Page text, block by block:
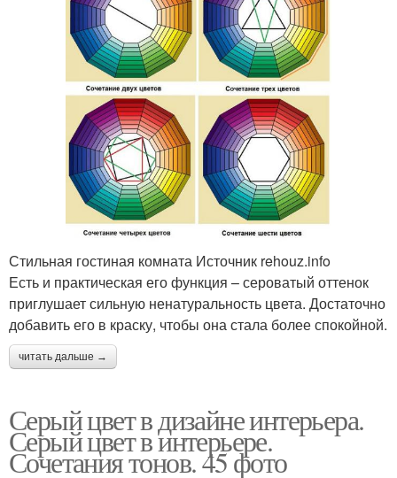
Стильная гостиная комната Источник rehouz.info
Есть и практическая его функция – сероватый оттенок
приглушает сильную ненатуральность цвета. Достаточно
добавить его в краску, чтобы она стала более спокойной.
читать дальше →
Серый цвет в дизайне интерьера.
Серый цвет в интерьере.
Сочетания тонов. 45 фото